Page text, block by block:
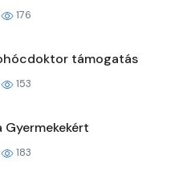
176
támogatás
153
Gyermekekért
183